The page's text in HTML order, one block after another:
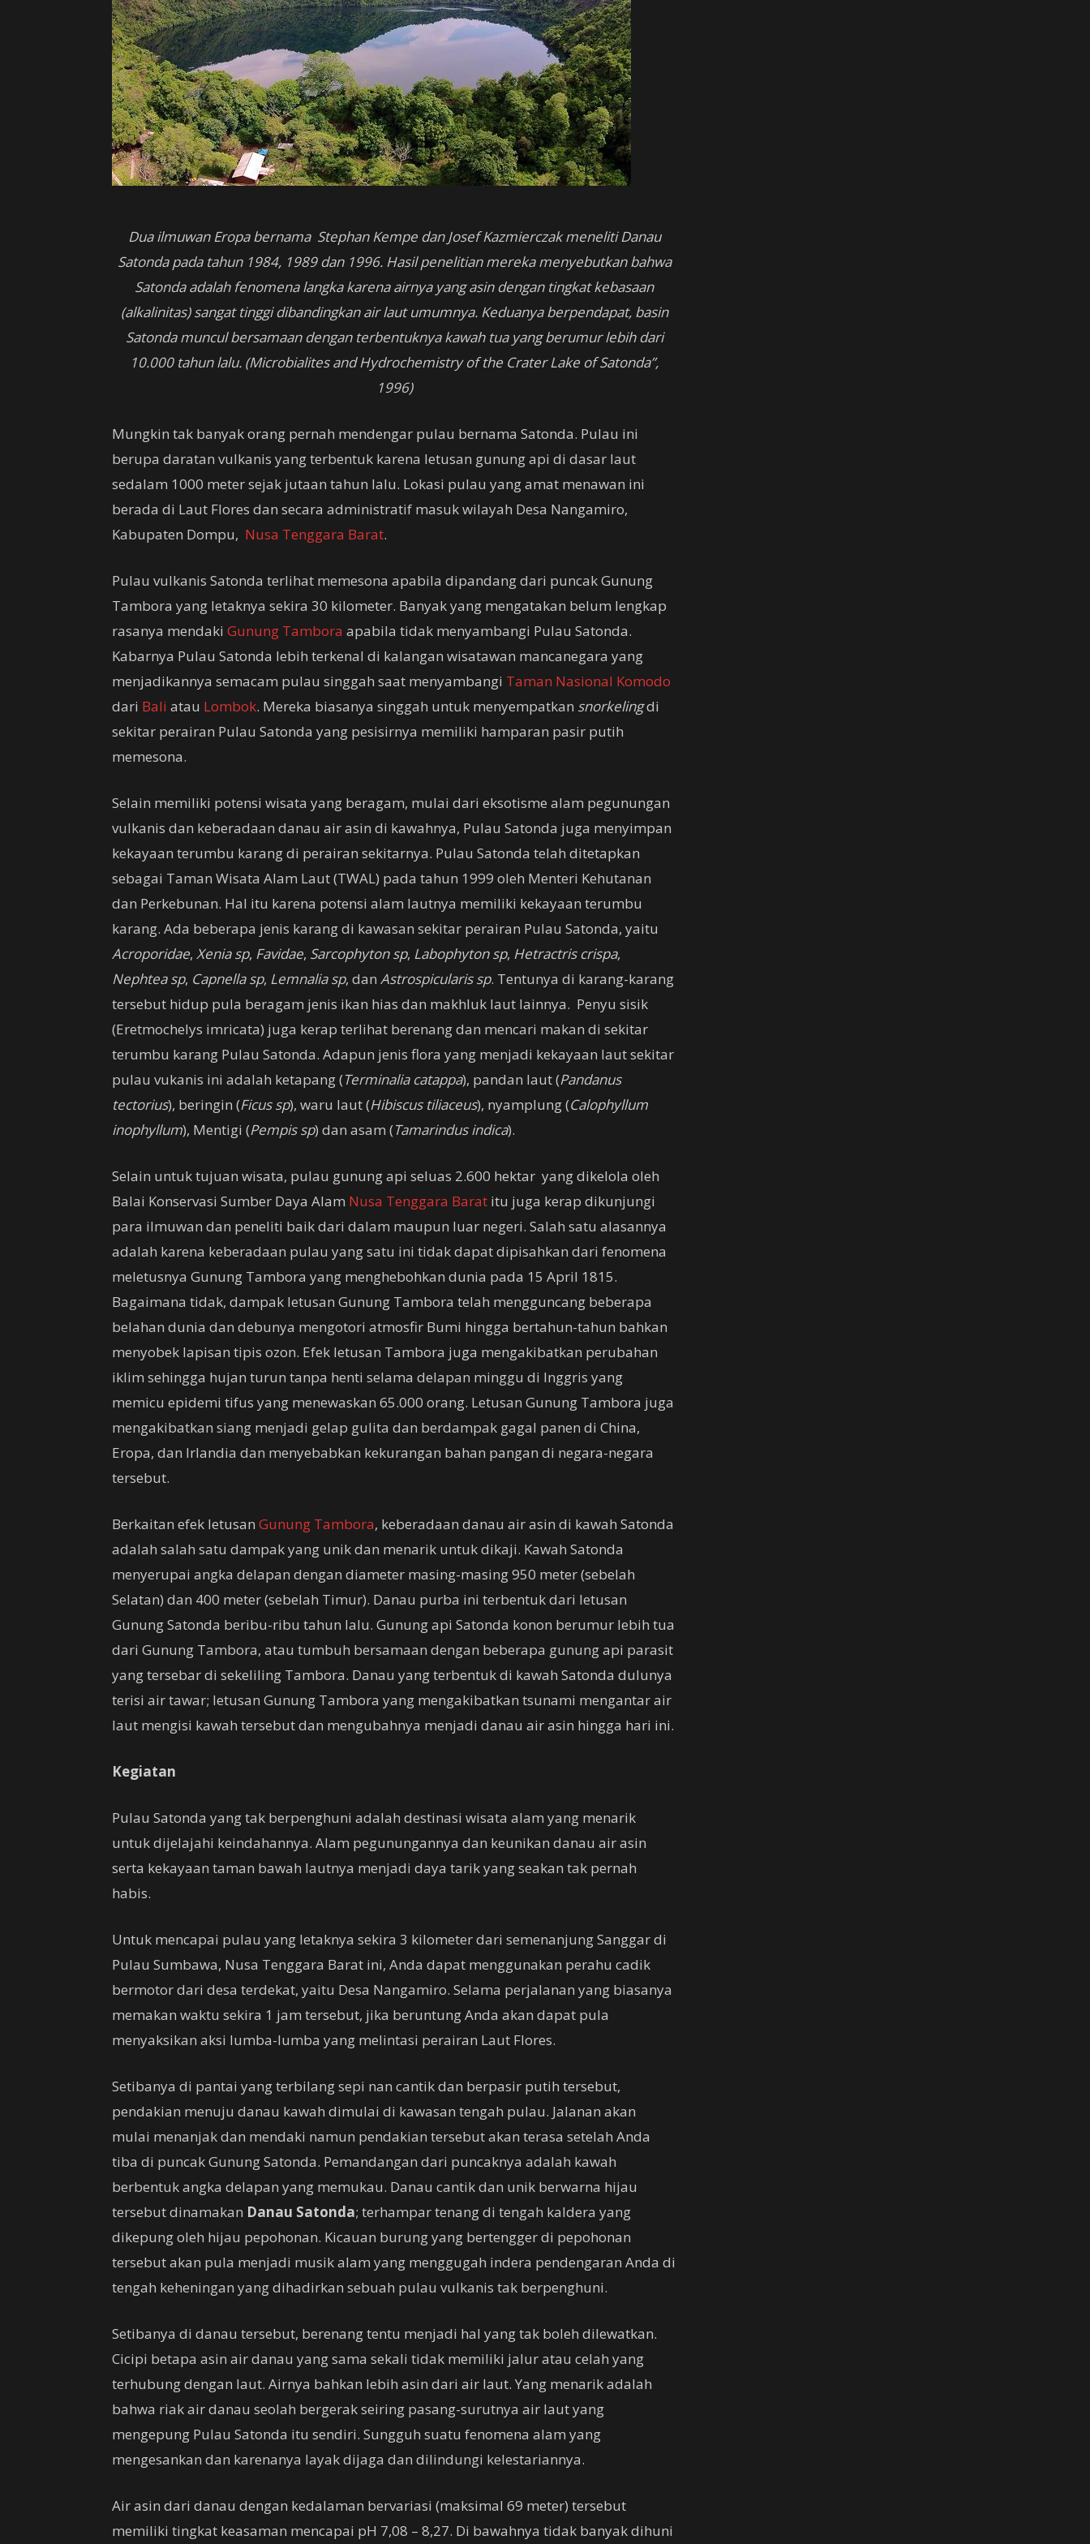
Dua ilmuwan Eropa bernama Stephan Kempe dan Josef Kazmierczak meneliti Danau
Satonda pada tahun 1984, 1989 dan 1996. Hasil penelitian mereka menyebutkan bahwa
Satonda adalah fenomena langka karena airnya yang asin dengan tingkat kebasaan
(alkalinitas) sangat tinggi dibandingkan air laut umumnya. Keduanya berpendapat, basin
Satonda muncul bersamaan dengan terbentuknya kawah tua yang berumur lebih dari
10.000 tahun lalu. (Microbialites and Hydrochemistry of the Crater Lake of Satonda”,
1996)
Mungkin tak banyak orang pernah mendengar pulau bernama Satonda. Pulau ini
berupa daratan vulkanis yang terbentuk karena letusan gunung api di dasar laut
sedalam 1000 meter sejak jutaan tahun lalu. Lokasi pulau yang amat menawan ini
berada di Laut Flores dan secara administratif masuk wilayah Desa Nangamiro,
Kabupaten Dompu, Nusa Tenggara Barat.
Pulau vulkanis Satonda terlihat memesona apabila dipandang dari puncak Gunung
Tambora yang letaknya sekira 30 kilometer. Banyak yang mengatakan belum lengkap
rasanya mendaki Gunung Tambora apabila tidak menyambangi Pulau Satonda.
Kabarnya Pulau Satonda lebih terkenal di kalangan wisatawan mancanegara yang
menjadikannya semacam pulau singgah saat menyambangi Taman Nasional Komodo
dari Bali atau Lombok. Mereka biasanya singgah untuk menyempatkan snorkelingdi
sekitar perairan Pulau Satonda yang pesisirnya memiliki hamparan pasir putih
memesona.
Selain memiliki potensi wisata yang beragam, mulai dari eksotisme alam pegunungan
vulkanis dan keberadaan danau air asin di kawahnya, Pulau Satonda juga menyimpan
kekayaan terumbu karang di perairan sekitarnya. Pulau Satonda telah ditetapkan
sebagai Taman Wisata Alam Laut (TWAL) pada tahun 1999 oleh Menteri Kehutanan
dan Perkebunan. Hal itu karena potensi alam lautnya memiliki kekayaan terumbu
karang. Ada beberapa jenis karang di kawasan sekitar perairan Pulau Satonda, yaitu
Acroporidae, Xenia sp, Favidae, Sarcophyton sp, Labophyton sp, Hetractris crispa,
Nephtea sp, Capnella sp, Lemnalia sp, dan Astrospicularis sp. Tentunya di karang-karang
tersebut hidup pula beragam jenis ikan hias dan makhluk laut lainnya. Penyu sisik
(Eretmochelys imricata) juga kerap terlihat berenang dan mencari makan di sekitar
terumbu karang Pulau Satonda. Adapun jenis flora yang menjadi kekayaan laut sekitar
pulau vukanis ini adalah ketapang (Terminalia catappa), pandan laut (Pandanus
tectorius), beringin (Ficus sp), waru laut (Hibiscus tiliaceus), nyamplung (Calophyllum
inophyllum), Mentigi (Pempis sp) dan asam (Tamarindus indica).
Selain untuk tujuan wisata, pulau gunung api seluas 2.600 hektar yang dikelola oleh
Balai Konservasi Sumber Daya Alam Nusa Tenggara Barat itu juga kerap dikunjungi
para ilmuwan dan peneliti baik dari dalam maupun luar negeri. Salah satu alasannya
adalah karena keberadaan pulau yang satu ini tidak dapat dipisahkan dari fenomena
meletusnya Gunung Tambora yang menghebohkan dunia pada 15 April 1815.
Bagaimana tidak, dampak letusan Gunung Tambora telah mengguncang beberapa
belahan dunia dan debunya mengotori atmosfir Bumi hingga bertahun-tahun bahkan
menyobek lapisan tipis ozon. Efek letusan Tambora juga mengakibatkan perubahan
iklim sehingga hujan turun tanpa henti selama delapan minggu di Inggris yang
memicu epidemi tifus yang menewaskan 65.000 orang. Letusan Gunung Tambora juga
mengakibatkan siang menjadi gelap gulita dan berdampak gagal panen di China,
Eropa, dan Irlandia dan menyebabkan kekurangan bahan pangan di negara-negara
tersebut.
Berkaitan efek letusan Gunung Tambora, keberadaan danau air asin di kawah Satonda
adalah salah satu dampak yang unik dan menarik untuk dikaji. Kawah Satonda
menyerupai angka delapan dengan diameter masing-masing 950 meter (sebelah
Selatan) dan 400 meter (sebelah Timur). Danau purba ini terbentuk dari letusan
Gunung Satonda beribu-ribu tahun lalu. Gunung api Satonda konon berumur lebih tua
dari Gunung Tambora, atau tumbuh bersamaan dengan beberapa gunung api parasit
yang tersebar di sekeliling Tambora. Danau yang terbentuk di kawah Satonda dulunya
terisi air tawar; letusan Gunung Tambora yang mengakibatkan tsunami mengantar air
laut mengisi kawah tersebut dan mengubahnya menjadi danau air asin hingga hari ini.
Kegiatan
Pulau Satonda yang tak berpenghuni adalah destinasi wisata alam yang menarik
untuk dijelajahi keindahannya. Alam pegunungannya dan keunikan danau air asin
serta kekayaan taman bawah lautnya menjadi daya tarik yang seakan tak pernah
habis.
Untuk mencapai pulau yang letaknya sekira 3 kilometer dari semenanjung Sanggar di
Pulau Sumbawa, Nusa Tenggara Barat ini, Anda dapat menggunakan perahu cadik
bermotor dari desa terdekat, yaitu Desa Nangamiro. Selama perjalanan yang biasanya
memakan waktu sekira 1 jam tersebut, jika beruntung Anda akan dapat pula
menyaksikan aksi lumba-lumba yang melintasi perairan Laut Flores.
Setibanya di pantai yang terbilang sepi nan cantik dan berpasir putih tersebut,
pendakian menuju danau kawah dimulai di kawasan tengah pulau. Jalanan akan
mulai menanjak dan mendaki namun pendakian tersebut akan terasa setelah Anda
tiba di puncak Gunung Satonda. Pemandangan dari puncaknya adalah kawah
berbentuk angka delapan yang memukau. Danau cantik dan unik berwarna hijau
tersebut dinamakan Danau Satonda; terhampar tenang di tengah kaldera yang
dikepung oleh hijau pepohonan. Kicauan burung yang bertengger di pepohonan
tersebut akan pula menjadi musik alam yang menggugah indera pendengaran Anda di
tengah keheningan yang dihadirkan sebuah pulau vulkanis tak berpenghuni.
Setibanya di danau tersebut, berenang tentu menjadi hal yang tak boleh dilewatkan.
Cicipi betapa asin air danau yang sama sekali tidak memiliki jalur atau celah yang
terhubung dengan laut. Airnya bahkan lebih asin dari air laut. Yang menarik adalah
bahwa riak air danau seolah bergerak seiring pasang-surutnya air laut yang
mengepung Pulau Satonda itu sendiri. Sungguh suatu fenomena alam yang
mengesankan dan karenanya layak dijaga dan dilindungi kelestariannya.
Air asin dari danau dengan kedalaman bervariasi (maksimal 69 meter) tersebut
memiliki tingkat keasaman mencapai pH 7,08 – 8,27. Di bawahnya tidak banyak dihuni